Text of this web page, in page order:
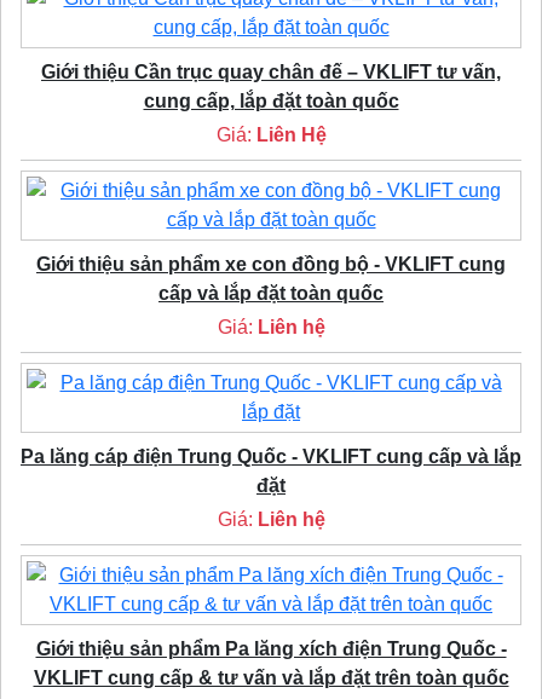
Giới thiệu Cần trục quay chân đế – VKLIFT tư vấn,
cung cấp, lắp đặt toàn quốc
Giá: Liên Hệ
Giới thiệu sản phẩm xe con đồng bộ - VKLIFT cung
cấp và lắp đặt toàn quốc
Giá: Liên hệ
Pa lăng cáp điện Trung Quốc - VKLIFT cung cấp và lắp
đặt
Giá: Liên hệ
Giới thiệu sản phẩm Pa lăng xích điện Trung Quốc -
VKLIFT cung cấp & tư vấn và lắp đặt trên toàn quốc